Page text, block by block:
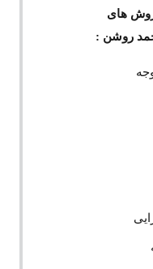
روش های
روشن :